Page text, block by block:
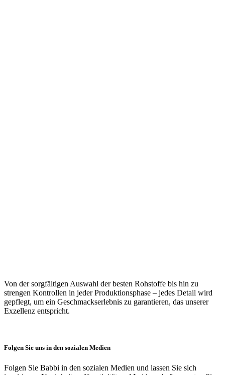
Von dersorgfältigen Auswahl der besten Rohstoffe bis hin zu
strengen Kontrollen in jeder Produktionsphase – jedes Detail wird
gepflegt, um ein Geschmackserlebnis zu garantieren, das unserer
Exzellenz entspricht.
Folgen Sie uns in den sozialen Medien
Folgen Sie Babbi in den sozialen Medien und lassen Sie sich